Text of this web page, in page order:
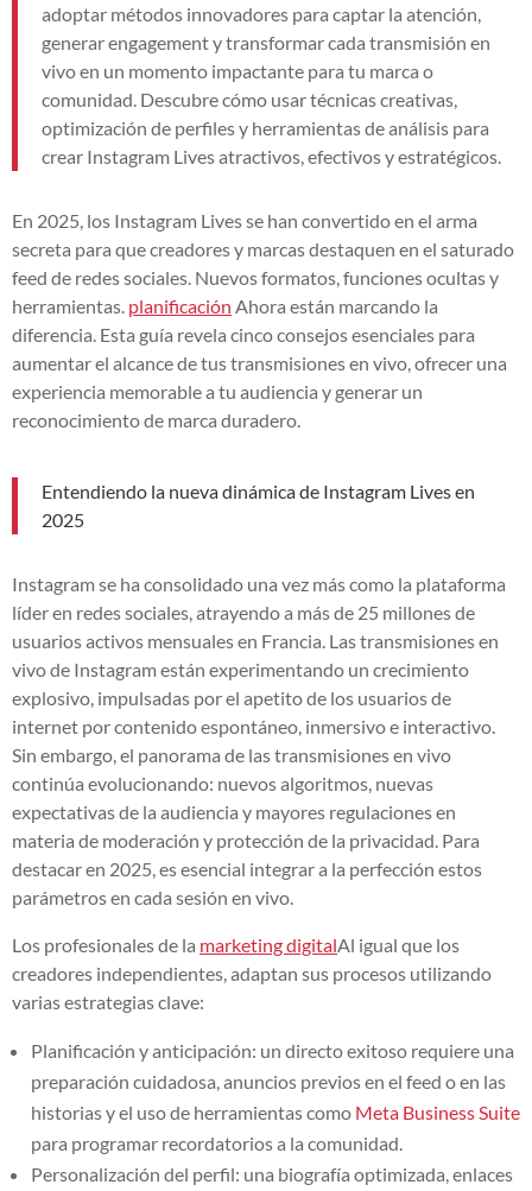
adoptar métodos innovadores para captar la atención,
generar engagement y transformar cada transmisión en
vivo en un momento impactante para tu marca o
comunidad. Descubre cómo usar técnicas creativas,
optimización de perfiles y herramientas de análisis para
crear Instagram Lives atractivos, efectivos y estratégicos.
En 2025, los Instagram Lives se han convertido en el arma
secreta para que creadores y marcas destaquen en el saturado
feed de redes sociales. Nuevos formatos, funciones ocultas y
herramientas. planificación Ahora están marcando la
diferencia. Esta guía revela cinco consejos esenciales para
aumentar el alcance de tus transmisiones en vivo, ofrecer una
experiencia memorable a tu audiencia y generar un
reconocimiento de marca duradero.
Entendiendo la nueva dinámica de Instagram Lives en
2025
Instagram se ha consolidado una vez más como la plataforma
líder en redes sociales, atrayendo a más de 25 millones de
usuarios activos mensuales en Francia. Las transmisiones en
vivo de Instagram están experimentando un crecimiento
explosivo, impulsadas por el apetito de los usuarios de
internet por contenido espontáneo, inmersivo e interactivo.
Sin embargo, el panorama de las transmisiones en vivo
continúa evolucionando: nuevos algoritmos, nuevas
expectativas de la audiencia y mayores regulaciones en
materia de moderación y protección de la privacidad. Para
destacar en 2025, es esencial integrar a la perfección estos
parámetros en cada sesión en vivo.
Los profesionales de la marketing digitalAl igual que los
creadores independientes, adaptan sus procesos utilizando
varias estrategias clave:
Planificación y anticipación: un directo exitoso requiere una
preparación cuidadosa, anuncios previos en el feed o en las
historias y el uso de herramientas como Meta Business Suite
para programar recordatorios a la comunidad.
Personalización del perfil: una biografía optimizada, enlaces